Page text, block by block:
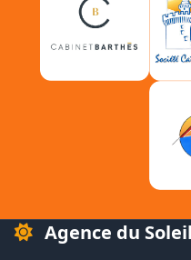
Agence du Soleil